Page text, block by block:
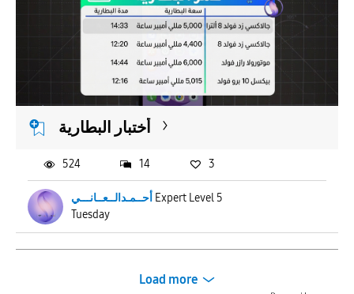
أختبار البطارية
أحــمـدالــعــانـــي Expert Level 5
Tuesday
524 14 3
Load more